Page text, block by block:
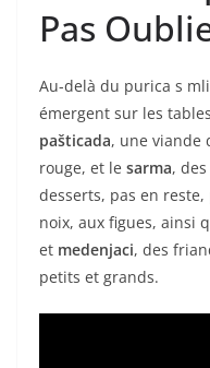
Pas
Au-delà du purica s
émergent sur les
pašticada, une viande
rouge, et le sarma,
desserts, pas en
noix, aux figues, ainsi
et medenjaci, des
petits et grands.